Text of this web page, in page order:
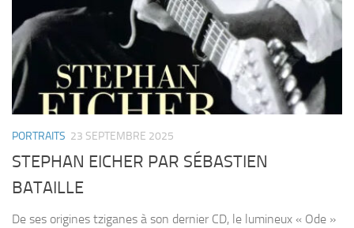
PORTRAITS 23 SEPTEMBRE 2025
STEPHAN EICHER PAR SÉBASTIEN
BATAILLE
De ses origines tziganes à son dernier CD, le lumineux « Ode »